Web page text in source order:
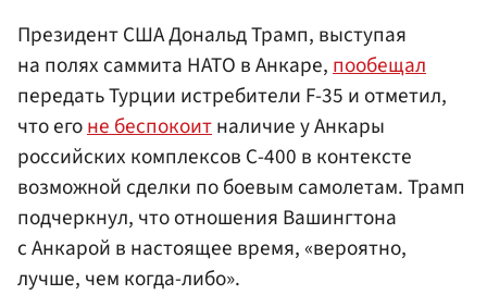
Президент США Дональд Трамп, выступая
на полях саммита НАТО в Анкаре,пообещал
передать Турции истребители F-35 и отметил,
что егоне беспокоитналичие у Анкары
российских комплексов С-400 в контексте
возможной сделки по боевым самолетам. Трамп
подчеркнул, что отношения Вашингтона
с Анкарой в настоящее время, «вероятно,
лучше, чем когда-либо».